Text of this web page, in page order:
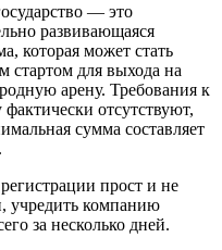
— это
развивающаяся
которая может стать
стартом для выхода на
арену. Требования к
фактически отсутствуют,
сумма составляет
прост и не
учредить компанию
за несколько дней.